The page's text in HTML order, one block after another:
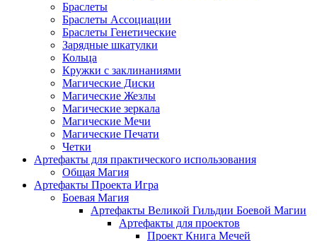
Браслеты
Браслеты Ассоциации
Браслеты Генетические
Зарядные шкатулки
Кольца
Кружки с заклинаниями
Магические Диски
Магические Жезлы
Магические зеркала
Магические Мечи
Магические Печати
Четки
Артефакты для практического использования
Общая Магия
Артефакты Проекта Игра
Боевая Магия
Артефакты Великой Гильдии Боевой Магии
Артефакты для проектов
Проект Книга Мечей